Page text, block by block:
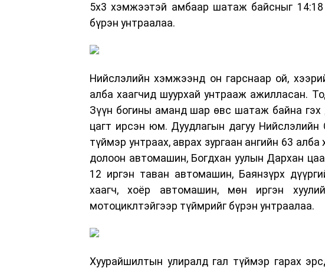
5х3 хэмжээтэй амбаар шатаж байсныг 14:18
бүрэн унтраалаа.
Нийслэлийн хэмжээнд он гарснаар ой,
алба хаагчид шуурхай унтрааж ажилласан.
Зүүн богины аманд шар өвс шатаж байна гэх
цагт ирсэн юм. Дуудлагын дагуу
түймэр унтраах, аврах зургаан ангийн 63
долоон автомашин, Богдхан уулын Дархан
12 иргэн таван автомашин, Баянзүрх
хаагч, хоёр автомашин, мөн иргэн
мотоциклтэйгээр түймрийг бүрэн унтраалаа.
Хуурайшилтын улиралд гал түймэр гарах